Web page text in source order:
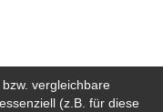
E:HEV
V E:HEV
vergleichbare
(z.B. für diese